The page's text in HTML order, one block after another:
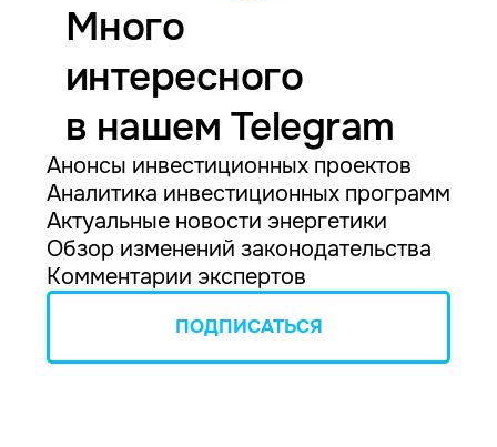
Много
интересного
в нашем Telegram
Анонсы инвестиционных проектов
Аналитика инвестиционных программ
Актуальные новости энергетики
Обзор изменений законодательства
Комментарии экспертов
ПОДПИСАТЬСЯ